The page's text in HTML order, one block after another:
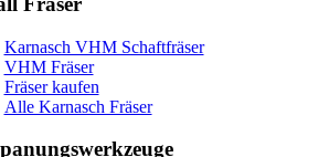
Karnasch VHM Schaftfräser
VHM Fräser
Fräser kaufen
Alle Karnasch Fräser